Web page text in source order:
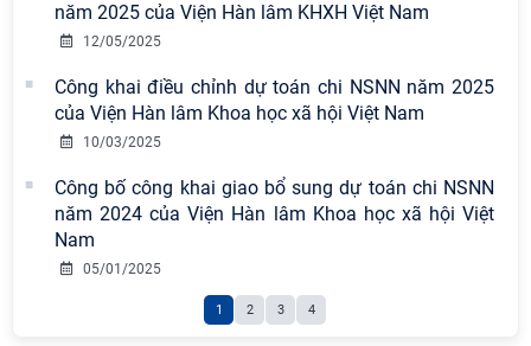
năm 2025 của Viện Hàn lâm KHXH Việt Nam
12/05/2025
Công khai điều chỉnh dự toán chi NSNN năm 2025
của Viện Hàn lâm Khoa học xã hội Việt Nam
10/03/2025
Công bố công khai giao bổ sung dự toán chi NSNN
năm 2024 của Viện Hàn lâm Khoa học xã hội Việt
Nam
05/01/2025
1 2 3 4